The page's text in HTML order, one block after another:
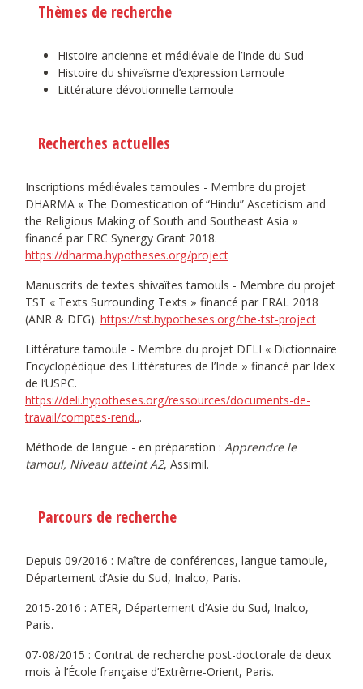
Thèmes de recherche
Histoire ancienne et médiévale de l’Inde du Sud
Histoire du shivaïsme d’expression tamoule
Littérature dévotionnelle tamoule
Recherches actuelles
Inscriptions médiévales tamoules - Membre du projet
DHARMA « The Domestication of “Hindu” Asceticism and
the Religious Making of South and Southeast Asia »
financé par ERC Synergy Grant 2018.
https://dharma.hypotheses.org/project
Manuscrits de textes shivaïtes tamouls - Membre du projet
TST « Texts Surrounding Texts » financé par FRAL 2018
(ANR & DFG). https://tst.hypotheses.org/the-tst-project
Littérature tamoule - Membre du projet DELI « Dictionnaire
Encyclopédique des Littératures de l’Inde » financé par Idex
de l’USPC.
https://deli.hypotheses.org/ressources/documents-de-
travail/comptes-rend...
Méthode de langue - en préparation : Apprendre le
tamoul, Niveau atteint A2, Assimil.
Parcours de recherche
Depuis 09/2016 : Maître de conférences, langue tamoule,
Département d’Asie du Sud, Inalco, Paris.
2015-2016 : ATER, Département d’Asie du Sud, Inalco,
Paris.
07-08/2015 : Contrat de recherche post-doctorale de deux
mois à l’École française d’Extrême-Orient, Paris.